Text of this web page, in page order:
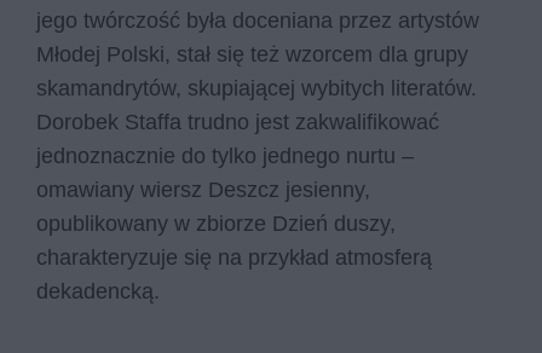
jego twórczość była doceniana przez artystów
Młodej Polski, stał się też wzorcem dla grupy
skamandrytów, skupiającej wybitych literatów.
Dorobek Staffa trudno jest zakwalifikować
jednoznacznie do tylko jednego nurtu –
omawiany wiersz Deszcz jesienny,
opublikowany w zbiorze Dzień duszy,
charakteryzuje się na przykład atmosferą
dekadencką.